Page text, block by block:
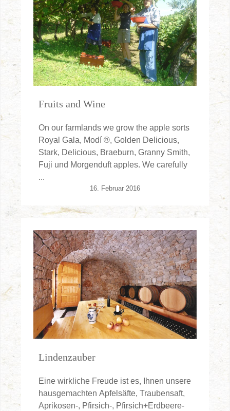
Fruits and Wine
On our farmlands we grow the apple sorts
Royal Gala, Modí ®, Golden Delicious,
Stark, Delicious, Braeburn, Granny Smith,
Fuji und Morgenduft apples. We carefully
...
16. Februar 2016
Lindenzauber
Eine wirkliche Freude ist es, Ihnen unsere
hausgemachten Apfelsäfte, Traubensaft,
Aprikosen-, Pfirsich-, Pfirsich+Erdbeere-